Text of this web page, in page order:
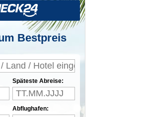
Bestpreis
Späteste Abreise:
Abflughafen: